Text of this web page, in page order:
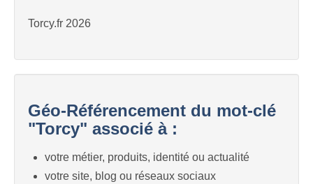
Torcy.fr 2026
Géo-Référencement du mot-clé
"Torcy" associé à :
votre métier, produits, identité ou actualité
votre site, blog ou réseaux sociaux